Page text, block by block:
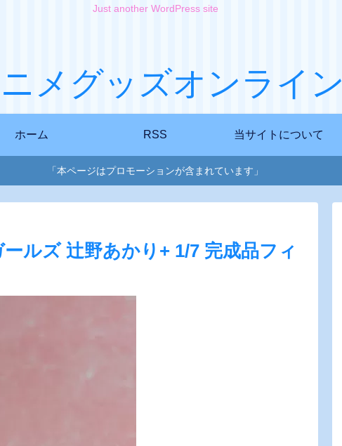
Just another WordPress site
メグッズオンライン
ホーム RSS 当サイトについて
「本ページはプロモーションが含まれています」
ルズ 辻野あかり+ 1/7 完成品フィ